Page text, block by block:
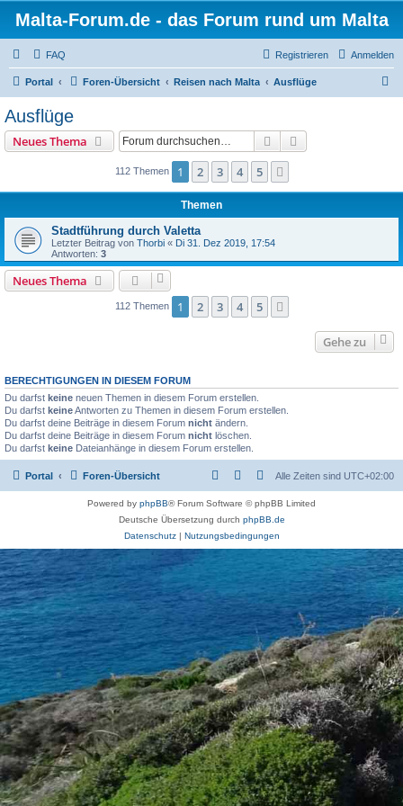
Malta-Forum.de - das Forum rund um Malta
FAQ Anmelden
Registrieren
Portal Foren-Übersicht Reisen nach Malta Ausflüge
Ausflüge
Neues Thema Suche
112 Themen 1 2 3 4 5
Themen
Stadtführung durch Valetta
Letzter Beitrag von Thorbi « Di 31. Dez 2019, 17:54
Antworten: 3
Neues Thema
112 Themen 1 2 3 4 5
Gehe zu
BERECHTIGUNGEN IN DIESEM FORUM
Du darfst keine neuen Themen in diesem Forum erstellen.
Du darfst keineAntworten zu Themen in diesem Forum erstellen.
Du darfst deine Beiträge in diesem Forum nicht ändern.
Du darfst deine Beiträge in diesem Forum nicht löschen.
Du darfst keine Dateianhänge in diesem Forum erstellen.
Portal Foren-Übersicht Alle Zeiten sind UTC+02:00
Powered by phpBB® Forum Software © phpBB Limited
Deutsche Übersetzung durch phpBB.de
Datenschutz| Nutzungsbedingungen